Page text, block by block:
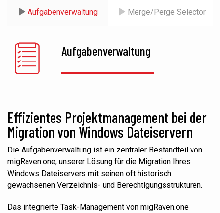
Aufgabenverwaltung Merge/Perge Selector
Aufgabenverwaltung
Effizientes Projektmanagement bei der
Migration von Windows Dateiservern
Die Aufgabenverwaltung ist ein zentraler Bestandteil von
migRaven.one, unserer Lösung für die Migration Ihres
Windows Dateiservers mit seinen oft historisch
gewachsenen Verzeichnis- und Berechtigungsstrukturen.
Das integrierte Task-Management von migRaven.one